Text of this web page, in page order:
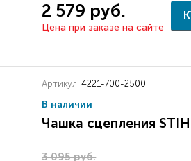
2 579 руб.
Цена при заказе на сайте
Артикул: 4221-700-2500
В наличии
Чашка сцепления
3 095 руб.